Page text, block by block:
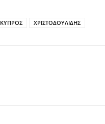
ΚΥΠΡΟΣ ΧΡΙΣΤΟΔΟΥΛΙΔΗΣ